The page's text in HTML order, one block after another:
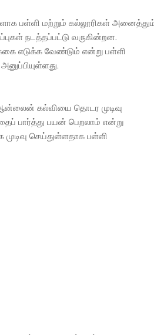
பள்ளி மற்றும் கல்லூரிகள்
நடத்தப்பட்டு வருகின்றன.
எடுக்க வேண்டும் என்று பள்ளி
கல்வியை தொடர முடிவு
பார்த்து பயன் பெறலாம் என்று
செய்துள்ளதாக பள்ளி